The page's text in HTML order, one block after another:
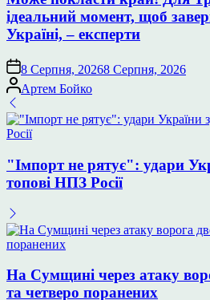
ідеальний момент, щоб
Україні, – експерти
8 Серпня, 20268 Серпня, 2026
Опубліковано
Артем Бойко
"Імпорт не рятує": удари
топові НПЗ Росії
На Сумщині через атаку
та четверо поранених